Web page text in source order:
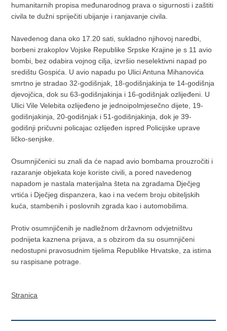
humanitarnih propisa međunarodnog prava o sigurnosti i zaštiti
civila te dužni spriječiti ubijanje i ranjavanje civila.
Navedenog dana oko 17.20 sati, sukladno njihovoj naredbi,
borbeni zrakoplov Vojske Republike Srpske Krajine je s 11 avio
bombi, bez odabira vojnog cilja, izvršio neselektivni napad po
središtu Gospića. U avio napadu po Ulici Antuna Mihanovića
smrtno je stradao 32-godišnjak, 18-godišnjakinja te 14-godišnja
djevojčica, dok su 63-godišnjakinja i 16-godišnjak ozlijeđeni. U
Ulici Vile Velebita ozlijeđeno je jednoipolmjesečno dijete, 19-
godišnjakinja, 20-godišnjak i 51-godišnjakinja, dok je 39-
godišnji pričuvni policajac ozlijeđen ispred Policijske uprave
ličko-senjske.
Osumnjičenici su znali da će napad avio bombama prouzročiti i
razaranje objekata koje koriste civili, a pored navedenog
napadom je nastala materijalna šteta na zgradama Dječjeg
vrtića i Dječjeg dispanzera, kao i na većem broju obiteljskih
kuća, stambenih i poslovnih zgrada kao i automobilima.
Protiv osumnjičenih je nadležnom državnom odvjetništvu
podnijeta kaznena prijava, a s obzirom da su osumnjičeni
nedostupni pravosudnim tijelima Republike Hrvatske, za istima
su raspisane potrage.
Stranica